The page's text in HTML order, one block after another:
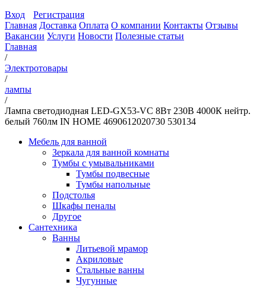
Вход
Регистрация
Главная Доставка Оплата О компании Контакты Отзывы
Вакансии Услуги Новости Полезные статьи
Главная
/
Электротовары
/
лампы
/
Лампа светодиодная LED-GX53-VC 8Вт 230В 4000К нейтр.
белый 760лм IN HOME 4690612020730 530134
Мебель для ванной
Зеркала для ванной комнаты
Тумбы с умывальниками
Тумбы подвесные
Тумбы напольные
Подстолья
Шкафы пеналы
Другое
Сантехника
Ванны
Литьевой мрамор
Акриловые
Стальные ванны
Чугунные